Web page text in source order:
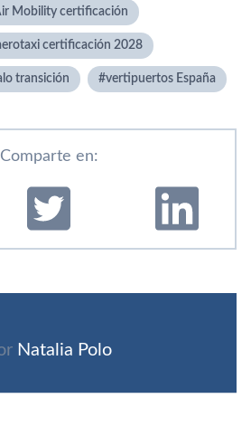
Mobility certificación
certificación 2028
transición vertipuertos España
Comparte en:
Natalia Polo